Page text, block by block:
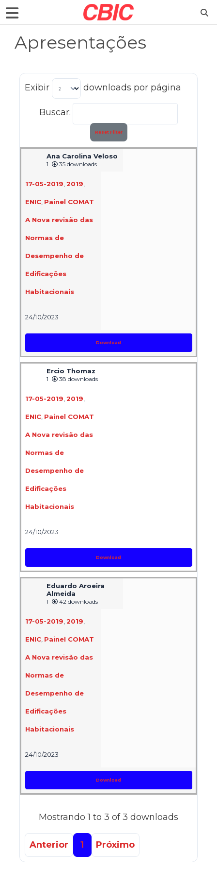
Apresentações
Exibir downloads por página
Buscar:
Reset Filter
Ana Carolina Veloso
1 35 downloads
17-05-2019 2019
ENIC, Painel COMAT
A Nova revisão das
Normas de
Desempenho de
Edificações
Habitacionais
24/10/2023
Download
Ercio Thomaz
1 38 downloads
17-05-2019 2019
ENIC, Painel COMAT
A Nova revisão das
Normas de
Desempenho de
Edificações
Habitacionais
24/10/2023
Download
Eduardo Aroeira
Almeida
1 42 downloads
17-05-2019 2019
ENIC, Painel COMAT
A Nova revisão das
Normas de
Desempenho de
Edificações
Habitacionais
24/10/2023
Download
Mostrando 1 to 3 of 3 downloads
Anterior 1 Próximo